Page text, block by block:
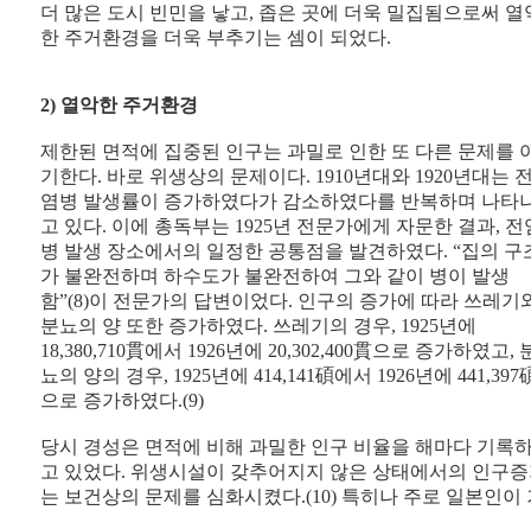
더 많은 도시 빈민을 낳고, 좁은 곳에 더욱 밀집됨으로써 열
한 주거환경을 더욱 부추기는 셈이 되었다.
2) 열악한 주거환경
제한된 면적에 집중된 인구는 과밀로 인한 또 다른 문제를
기한다. 바로 위생상의 문제이다. 1910년대와 1920년대는
염병 발생률이 증가하였다가 감소하였다를 반복하며 나타
고 있다. 이에 총독부는 1925년 전문가에게 자문한 결과, 전
병 발생 장소에서의 일정한 공통점을 발견하였다. “집의 구
가 불완전하며 하수도가 불완전하여 그와 같이 병이 발생
함”(8)이 전문가의 답변이었다. 인구의 증가에 따라 쓰레기
분뇨의 양 또한 증가하였다. 쓰레기의 경우, 1925년에
18,380,710貫에서 1926년에 20,302,400貫으로 증가하였고,
뇨의 양의 경우, 1925년에 414,141碩에서 1926년에 441,397
으로 증가하였다.(9)
당시 경성은 면적에 비해 과밀한 인구 비율을 해마다 기록
고 있었다. 위생시설이 갖추어지지 않은 상태에서의 인구
는 보건상의 문제를 심화시켰다.(10) 특히나 주로 일본인이